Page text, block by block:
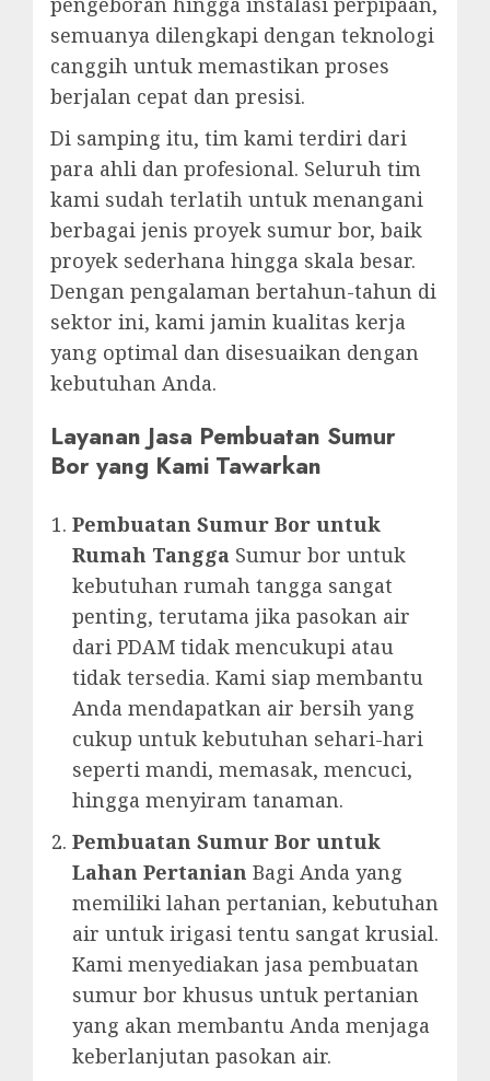
semuanya dilengkapi dengan teknologi
canggih untuk memastikan proses
berjalan cepat dan presisi.
Di samping itu, tim kami terdiri dari
para ahli dan profesional. Seluruh tim
kami sudah terlatih untuk menangani
berbagai jenis proyek sumur bor, baik
proyek sederhana hingga skala besar.
Dengan pengalaman bertahun-tahun di
sektor ini, kami jamin kualitas kerja
yang optimal dan disesuaikan dengan
kebutuhan Anda.
Layanan Jasa Pembuatan Sumur
Bor yang Kami Tawarkan
Pembuatan Sumur Bor untuk
Rumah Tangga Sumur bor untuk
kebutuhan rumah tangga sangat
penting, terutama jika pasokan air
dari PDAM tidak mencukupi atau
tidak tersedia. Kami siap membantu
Anda mendapatkan air bersih yang
cukup untuk kebutuhan sehari-hari
seperti mandi, memasak, mencuci,
hingga menyiram tanaman.
Pembuatan Sumur Bor untuk
Lahan Pertanian Bagi Anda yang
memiliki lahan pertanian, kebutuhan
air untuk irigasi tentu sangat krusial.
Kami menyediakan jasa pembuatan
sumur bor khusus untuk pertanian
yang akan membantu Anda menjaga
keberlanjutan pasokan air.